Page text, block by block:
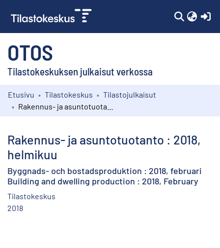
OTOS
Tilastokeskuksen julkaisut verkossa
Kokoelmat
Etusivu Tilastokeskus
Tilastojulkaisut
Rakennus- ja asuntotuotanto : 2018,
helmikuu
Byggnads- och bostadsproduktion : 2018, februari
Building and dwelling production : 2018, February
Tilastokeskus
2018